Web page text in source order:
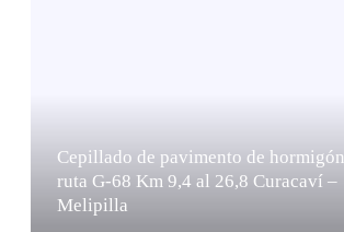
Cepillado de pavimento de hormigón
ruta G-68 Km 9,4 al 26,8 Curacaví –
Melipilla